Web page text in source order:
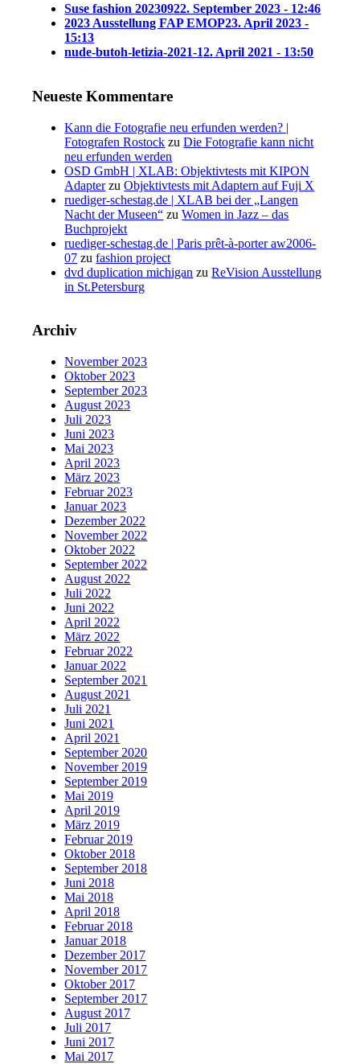
Suse fashion 20230922. September 2023 - 12:46
2023 Ausstellung FAP EMOP23. April 2023 -
15:13
nude-butoh-letizia-2021-12. April 2021 - 13:50
Neueste Kommentare
Kann die Fotografie neu erfunden werden? |
Fotografen Rostock zuDie Fotografie kann nicht
neu erfunden werden
OSD GmbH | XLAB: Objektivtests mit KIPON
AdapterzuObjektivtests mit Adaptern auf Fuji X
ruediger-schestag.de | XLAB bei der „Langen
Nacht der Museen“ zuWomen in Jazz – das
Buchprojekt
ruediger-schestag.de | Paris prêt-à-porter aw2006-
07 zufashion project
dvd duplication michigan zuReVision Ausstellung
in St.Petersburg
Archiv
November 2023
Oktober 2023
September 2023
August 2023
Juli 2023
Juni 2023
Mai 2023
April 2023
März 2023
Februar 2023
Januar 2023
Dezember 2022
November 2022
Oktober 2022
September 2022
August 2022
Juli 2022
Juni 2022
April 2022
März 2022
Februar 2022
Januar 2022
September 2021
August 2021
Juli 2021
Juni 2021
April 2021
September 2020
November 2019
September 2019
Mai 2019
April 2019
März 2019
Februar 2019
Oktober 2018
September 2018
Juni 2018
Mai 2018
April 2018
Februar 2018
Januar 2018
Dezember 2017
November 2017
Oktober 2017
September 2017
August 2017
Juli 2017
Juni 2017
Mai 2017